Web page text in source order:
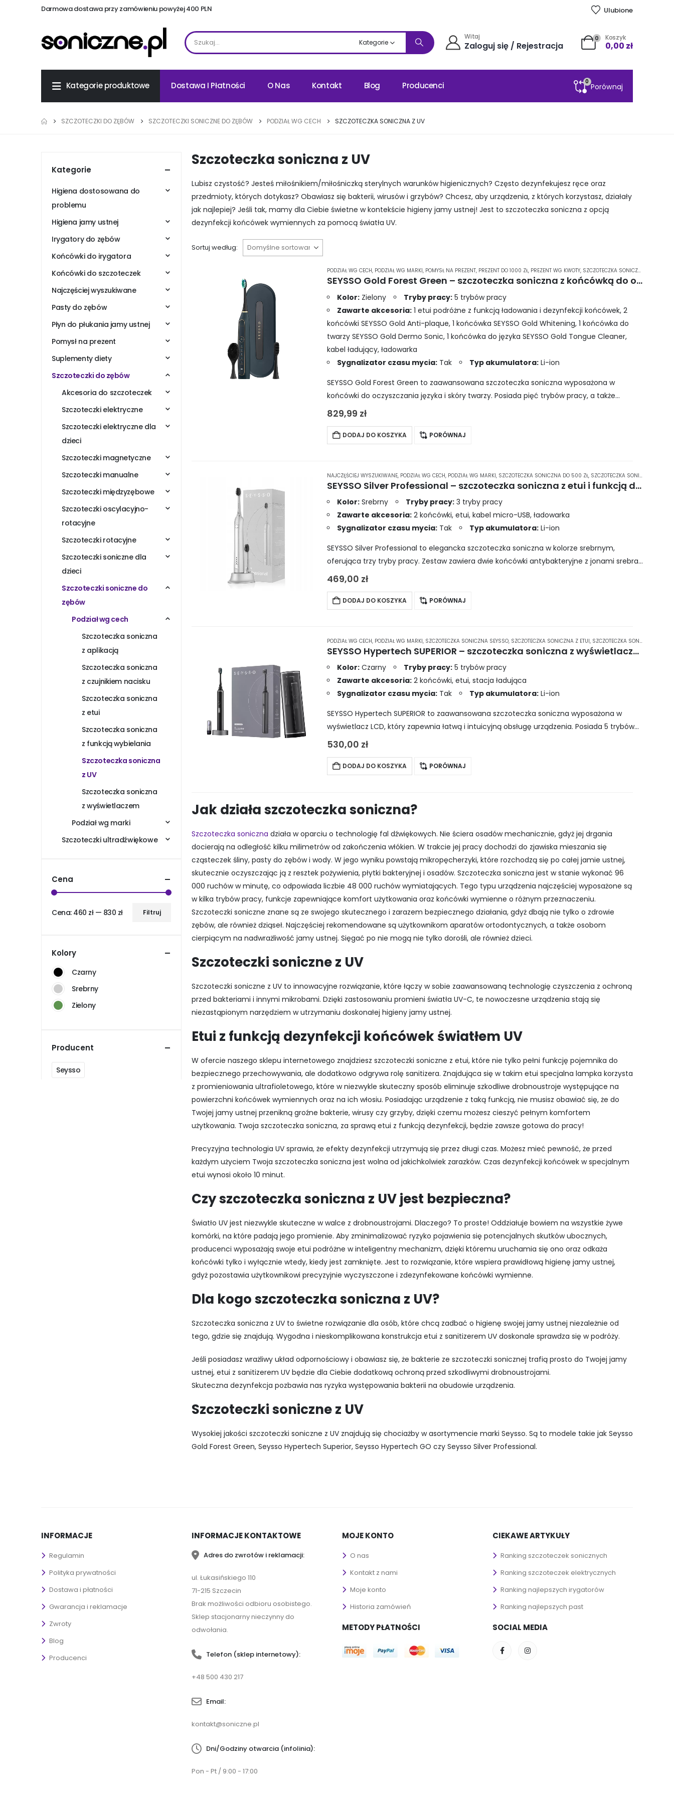
Darmowa dostawa przy zamówieniu powyżej 400 PLN Ulubione
Kategorie
Witaj
Zaloguj się / Rejestracja
0 Koszyk
0,00 zł
Kategorie produktowe Dostawa I Płatności O Nas Kontakt Blog Producenci 0
Porównaj
SZCZOTECZKI DO ZĘBÓW SZCZOTECZKI SONICZNE DO ZĘBÓW PODZIAŁ WG CECH SZCZOTECZKA SONICZNA Z UV
Szczoteczka soniczna z UV
Lubisz czystość? Jesteś miłośnikiem/miłośniczką sterylnych warunków higienicznych? Często dezynfekujesz ręce oraz
przedmioty, których dotykasz? Obawiasz się bakterii, wirusówi grzybów? Chcesz, aby urządzenia, z których korzystasz, działały
jak najlepiej? Jeśli tak, mamy dla Ciebie świetne w kontekście higieny jamy ustnej! Jest to szczoteczka soniczna z opcją
dezynfekcji końcówek wymiennych za pomocą światła UV.
Sortuj według:
PODZIAŁ WG CECH, PODZIAŁ WG MARKI, POMYSŁ NA PREZENT, PREZENT DO 1000 ZŁ, PREZENT WG KWOTY, SZCZOTECZKA SONICZNA SEYSSO
SEYSSO Gold Forest Green – szczoteczka soniczna z końcówką do oczyszczania twarzy
Kolor: Zielony Tryby pracy: 5 trybów pracy
Zawarte akcesoria: 1 etui podróżne z funkcją ładowania i dezynfekcji końcówek, 2
końcówki SEYSSO Gold Anti-plaque, 1 końcówka SEYSSO Gold Whitening, 1 końcówka do
twarzy SEYSSO Gold Dermo Sonic, 1 końcówka do języka SEYSSO Gold Tongue Cleaner,
kabel ładujący, ładowarka
Sygnalizator czasu mycia: Tak Typ akumulatora: Li-ion
SEYSSO Gold Forest Green to zaawansowana szczoteczka soniczna wyposażona w
końcówki do oczyszczania języka i skóry twarzy. Posiada pięć trybów pracy, a także
innowacyjne etui podróżne z funkcją ładowania i…
829,99 zł
DODAJ DO KOSZYKA PORÓWNAJ
NAJCZĘŚCIEJ WYSZUKIWANE, PODZIAŁ WG CECH, PODZIAŁ WG MARKI, SZCZOTECZKA SONICZNA DO 500 ZŁ, SZCZOTECZKA SONICZNA SEYSSO
SEYSSO Silver Professional – szczoteczka soniczna z etui i funkcją dezynfekcji końcówek
Kolor: Srebrny Tryby pracy: 3 tryby pracy
Zawarte akcesoria: 2 końcówki, etui, kabel micro-USB, ładowarka
Sygnalizator czasu mycia: Tak Typ akumulatora: Li-ion
SEYSSO Silver Professional to elegancka szczoteczka soniczna w kolorze srebrnym,
oferująca trzy tryby pracy. Zestaw zawiera dwie końcówki antybakteryjne z jonami srebra
oraz etui podróżne z funkcją ładowania i dezynfekcji…
469,00 zł
DODAJ DO KOSZYKA PORÓWNAJ
PODZIAŁ WG CECH, PODZIAŁ WG MARKI, SZCZOTECZKA SONICZNA SEYSSO, SZCZOTECZKA SONICZNA Z ETUI, SZCZOTECZKA SONICZNA Z FUNKCJĄ WYBIELANIA
SEYSSO Hypertech SUPERIOR – szczoteczka soniczna z wyświetlaczem LCD
Kolor: Czarny Tryby pracy: 5 trybów pracy
Zawarte akcesoria: 2 końcówki, etui, stacja ładująca
Sygnalizator czasu mycia: Tak Typ akumulatora: Li-ion
SEYSSO Hypertech SUPERIOR to zaawansowana szczoteczka soniczna wyposażona w
wyświetlacz LCD, który zapewnia łatwą i intuicyjną obsługę urządzenia. Posiada 5 trybów
pracy oraz bardzo wydajny akumulator. W zestawie znajdują się…
530,00 zł
DODAJ DO KOSZYKA PORÓWNAJ
Jak działa szczoteczka soniczna?
Szczoteczka soniczna działa w oparciu o technologię fal dźwiękowych. Nie ściera osadów mechanicznie, gdyż jej drgania
docierają na odległość kilku milimetrów od zakończenia włókien. W trakcie jej pracy dochodzi do zjawiska mieszania się
cząsteczek śliny, pasty do zębów i wody. W jego wyniku powstają mikropęcherzyki, które rozchodzą się po całej jamie ustnej,
skutecznie oczyszczając ją z resztek pożywienia, płytki bakteryjnej i osadów. Szczoteczka soniczna jest w stanie wykonać 96
000 ruchów w minutę, co odpowiada liczbie 48 000 ruchów wymiatających. Tego typu urządzenia najczęściej wyposażone są
w kilka trybów pracy, funkcje zapewniające komfort użytkowania oraz końcówki wymienne o różnym przeznaczeniu.
Szczoteczki soniczne znane są ze swojego skutecznego i zarazem bezpiecznego działania, gdyż dbają nie tylko o zdrowie
zębów, ale również dziąseł. Najczęściej rekomendowane są użytkownikom aparatów ortodontycznych, a także osobom
cierpiącym na nadwrażliwość jamy ustnej. Sięgać po nie mogą nie tylko dorośli, ale również dzieci.
Szczoteczki soniczne z UV
Szczoteczki soniczne z UV to innowacyjne rozwiązanie, które łączy w sobie zaawansowaną technologię czyszczenia z ochroną
przed bakteriami i innymi mikrobami. Dzięki zastosowaniu promieni światła UV-C, te nowoczesne urządzenia stają się
niezastąpionym narzędziem w utrzymaniu doskonałej higieny jamy ustnej.
Etui z funkcją dezynfekcji końcówek światłem UV
W ofercie naszego sklepu internetowego znajdziesz szczoteczki soniczne z etui, które nie tylko pełni funkcję pojemnika do
bezpiecznego przechowywania, ale dodatkowo odgrywa rolę sanitizera. Znajdująca się w takim etui specjalna lampka korzysta
z promieniowania ultrafioletowego, które w niezwykle skuteczny sposób eliminuje szkodliwe drobnoustroje występujące na
powierzchni końcówek wymiennych oraz na ich włosiu. Posiadając urządzenie z taką funkcją, nie musisz obawiać się, że do
Twojej jamy ustnej przenikną groźne bakterie, wirusy czy grzyby, dzięki czemu możesz cieszyć pełnym komfortem
użytkowania. Twoja szczoteczka soniczna, za sprawą etui z funkcją dezynfekcji, będzie zawsze gotowa do pracy!
Precyzyjna technologia UV sprawia, że efekty dezynfekcji utrzymują się przez długi czas. Możesz mieć pewność, że przed
każdym użyciem Twoja szczoteczka soniczna jest wolna od jakichkolwiek zarazków. Czas dezynfekcji końcówek w specjalnym
etui wynosi około 10 minut.
Czy szczoteczka soniczna z UV jest bezpieczna?
Światło UV jest niezwykle skuteczne w walce z drobnoustrojami. Dlaczego? To proste! Oddziałuje bowiem na wszystkie żywe
komórki, na które padają jego promienie. Aby zminimalizować ryzyko pojawienia się potencjalnych skutków ubocznych,
producenci wyposażają swoje etui podróżne w inteligentny mechanizm, dzięki któremu uruchamia się ono oraz odkaża
końcówki tylko i wyłącznie wtedy, kiedy jest zamknięte. Jest to rozwiązanie, które wspiera prawidłową higienę jamy ustnej,
gdyż pozostawia użytkownikowi precyzyjnie wyczyszczone i zdezynfekowane końcówki wymienne.
Dla kogo szczoteczka soniczna z UV?
Szczoteczka soniczna z UV to świetne rozwiązanie dla osób, które chcą zadbać o higienę swojej jamy ustnej niezależnie od
tego, gdzie się znajdują. Wygodna i nieskomplikowana konstrukcja etui z sanitizerem UV doskonale sprawdza się w podróży.
Jeśli posiadasz wrażliwy układ odpornościowy i obawiasz się, że bakterie ze szczoteczki sonicznej trafią prosto do Twojej jamy
ustnej, etui z sanitizerem UV będzie dla Ciebie dodatkową ochroną przed szkodliwymi drobnoustrojami.
Skuteczna dezynfekcja pozbawia nas ryzyka występowania bakterii na obudowie urządzenia.
Szczoteczki soniczne z UV
Wysokiej jakości szczoteczki soniczne z UV znajdują się chociażby w asortymencie marki Seysso. Są to modele takie jak Seysso
Gold Forest Green, Seysso Hypertech Superior, Seysso Hypertech GO czy Seysso Silver Professional.
Kategorie
Higiena dostosowana do
problemu
Higiena jamy ustnej
Irygatory do zębów
Końcówki do irygatora
Końcówki do szczoteczek
Najczęściej wyszukiwane
Pasty do zębów
Płyn do płukania jamy ustnej
Pomysł na prezent
Suplementy diety
Szczoteczki do zębów
Akcesoria do szczoteczek
Szczoteczki elektryczne
Szczoteczki elektryczne dla
dzieci
Szczoteczki magnetyczne
Szczoteczki manualne
Szczoteczki międzyzębowe
Szczoteczki oscylacyjno-
rotacyjne
Szczoteczki rotacyjne
Szczoteczki soniczne dla
dzieci
Szczoteczki soniczne do
zębów
Podział wg cech
Szczoteczka soniczna
z aplikacją
Szczoteczka soniczna
z czujnikiem nacisku
Szczoteczka soniczna
z etui
Szczoteczka soniczna
z funkcją wybielania
Szczoteczka soniczna
z UV
Szczoteczka soniczna
z wyświetlaczem
Podział wg marki
Szczoteczki ultradźwiękowe
Cena
Filtruj
Cena: 460 zł— 830 zł
Kolory
Czarny
Srebrny
Zielony
Producent
Seysso
INFORMACJE
Regulamin
Polityka prywatności
Dostawa i płatności
Gwarancja i reklamacje
Zwroty
Blog
Producenci
INFORMACJE KONTAKTOWE
Adres do zwrotów i reklamacji:
ul. Łukasińskiego 110
71-215 Szczecin
Brak możliwości odbioru osobistego.
Sklep stacjonarny nieczynny do
odwołania.
Telefon (sklep internetowy):
+48 500 430 217
Email:
kontakt@soniczne.pl
Dni/Godziny otwarcia (infolinia):
Pon - Pt / 9:00 - 17:00
MOJE KONTO
O nas
Kontakt z nami
Moje konto
Historia zamówień
METODY PŁATNOŚCI
CIEKAWE ARTYKUŁY
Ranking szczoteczek sonicznych
Ranking szczoteczek elektrycznych
Ranking najlepszych irygatorów
Ranking najlepszych past
SOCIAL MEDIA